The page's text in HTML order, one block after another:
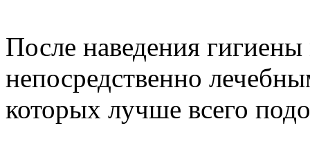
После наведения гигиены
непосредственно
которых лучше всего